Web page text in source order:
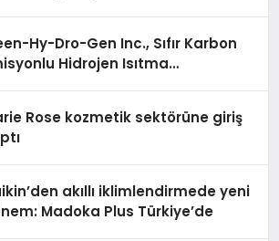
Hy-Dro-Gen Inc., Sıfır Karbon
Hidrojen Isıtma
Rose kozmetik sektörüne giriş
akıllı iklimlendirmede yeni
Madoka Plus Türkiye’de